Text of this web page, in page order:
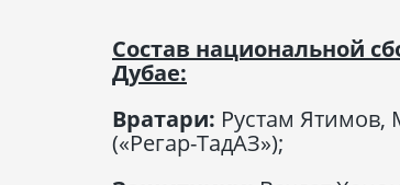
Состав национальной
Дубае:
Вратари: Рустам Ятимов,
(«Регар-ТадАЗ»);